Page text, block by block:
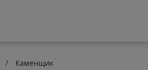
Каменщик